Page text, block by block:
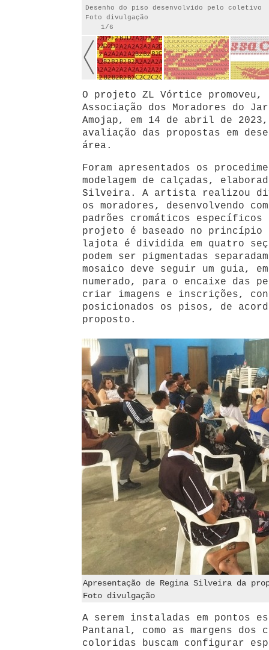
Desenho do piso desenvolvido pelo coletivo
Foto divulgação
1/6
O projeto ZL Vórtice promoveu,
Associação dos Moradores do
Amojap, em 14 de abril de
avaliação das propostas em
área.
Foram apresentados os
modelagem de calçadas,
Silveira. A artista realizou
os moradores, desenvolvendo
padrões cromáticos específicos
projeto é baseado no princípio
lajota é dividida em quatro
podem ser pigmentadas
mosaico deve seguir um guia,
numerado, para o encaixe das
criar imagens e inscrições,
posicionados os pisos, de
proposto.
Apresentação de Regina Silveira da
Foto divulgação
A serem instaladas em pontos
Pantanal, como as margens dos
coloridas buscam configurar